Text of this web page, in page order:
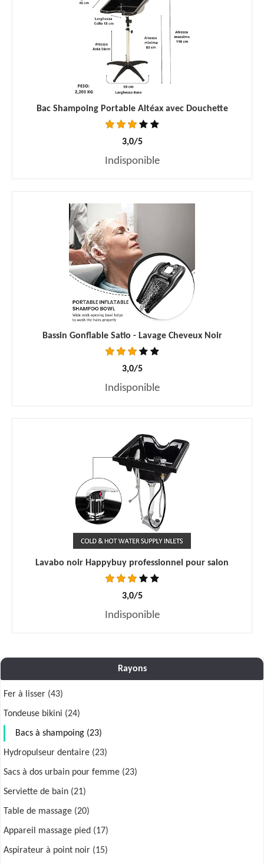
Bac Shampoing Portable Altéax avec Douchette
3,0/5
Indisponible
Bassin Gonflable Satio - Lavage Cheveux Noir
3,0/5
Indisponible
Lavabo noir Happybuy professionnel pour salon
3,0/5
Indisponible
Rayons
Fer à lisser (43)
Tondeuse bikini (24)
Bacs à shampoing (23)
Hydropulseur dentaire (23)
Sacs à dos urbain pour femme (23)
Serviette de bain (21)
Table de massage (20)
Appareil massage pied (17)
Aspirateur à point noir (15)